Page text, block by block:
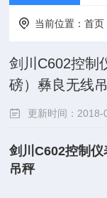
当前位置：首页
剑川C602控制
磅）彝良无线
更新时间：2018-
剑川C602控制
吊秤